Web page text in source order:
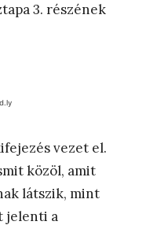
3. részének
vezet el.
közöl, amit
látszik, mint
jelenti a